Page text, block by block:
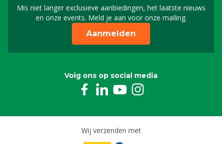
Mis niet langer exclusieve aanbiedingen, het laatste nieuws
en onze events. Meld je aan voor onze mailing.
Schrijf je in voor onze
Aanmelden
Volg ons op social media
Wij verzenden met